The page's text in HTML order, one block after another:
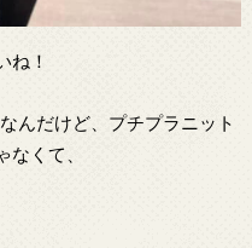
ね！
んだけど、プチプラニット
くて、